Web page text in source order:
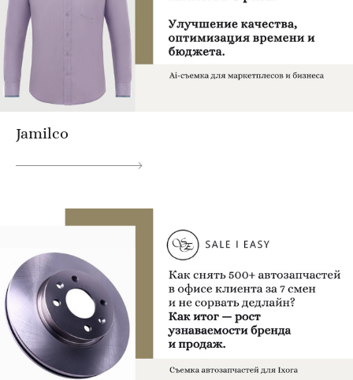
Jamilco